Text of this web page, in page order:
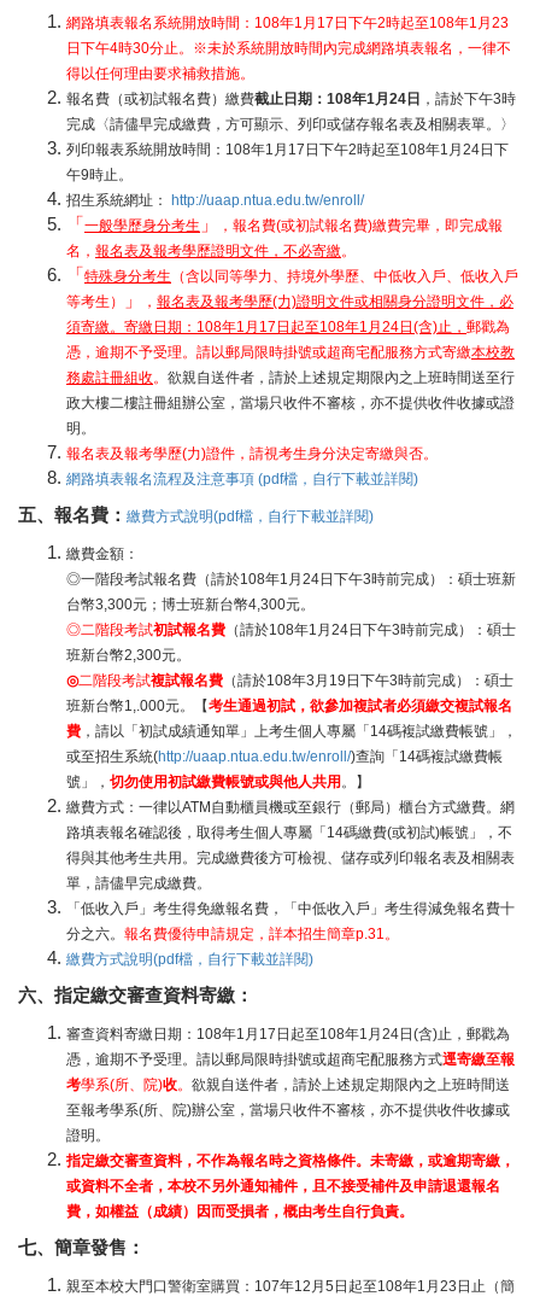
網路填表報名系統開放時間：108年1月17日下午2時起至108年1月23
日下午4時30分止。※未於系統開放時間內完成網路填表報名，一律不
得以任何理由要求補救措施。
報名費（或初試報名費）繳費截止日期：108年1月24日 ，請於下午3時
完成〈請儘早完成繳費，方可顯示、列印或儲存報名表及相關表單。〉
列印報表系統開放時間：108年1月17日下午2時起至108年1月24日下
午9時止。
招生系統網址：
http://uaap.ntua.edu.tw/enroll/
「一般學歷身分考生 」
，報名費(或初試報名費)繳費完畢，即完成報
名， 報名表及報考學歷證明文件，不必寄繳。
「特殊身分考生 （含以同等學力、持境外學歷、中低收入戶、低收入戶
等考生）
」 ， 報名表及報考學歷(力)證明文件或相關身分證明文件，必
須寄繳。寄繳日期： 108年1月17日起至108年1月24日(含)止， 郵戳為
憑，逾期不予受理。請以郵局限時掛號或超商宅配服務方式寄繳本校教
務處註冊組收。 欲親自送件者，請於上述規定期限內之上班時間送至行
政大樓二樓註冊組辦公室，當場只收件不審核，亦不提供收件收據或證
明。
報名表及報考學歷(力)證件，請視考生身分決定寄繳與否。
網路填表報名流程及注意事項 (pdf檔，自行下載並詳閱)
五、報名費： 繳費方式說明(pdf檔，自行下載並詳閱)
繳費金額：
◎一階段考試報名費（請於108年1月24日下午3時前完成）：碩士班新
台幣3,300元；博士班新台幣4,300元。
◎二階段考試初試報名費 （請於108年1月24日下午3時前完成）：碩士
班新台幣2,300元。
◎二階段考試複試報名費 （請於108年3月19日下午3時前完成）：碩士
班新台幣1,.000元。【考生通過初試，欲參加複試者必須繳交複試報名
費 ，請以「初試成績通知單」上考生個人專屬「14碼複試繳費帳號」，
或至招生系統(http://uaap.ntua.edu.tw/enroll/)查詢「14碼複試繳費帳
號」， 切勿使用初試繳費帳號或與他人共用 。】
繳費方式：一律以ATM自動櫃員機或至銀行（郵局）櫃台方式繳費。網
路填表報名確認後，取得考生個人專屬「14碼繳費(或初試)帳號」，不
得與其他考生共用。完成繳費後方可檢視、儲存或列印報名表及相關表
單，請儘早完成繳費。
「低收入戶」考生得免繳報名費，「中低收入戶」考生得減免報名費十
分之六。 報名費優待申請規定，詳本招生簡章p.31。
繳費方式說明(pdf檔，自行下載並詳閱)
六、指定繳交審查資料寄繳：
審查資料寄繳日期：108年1月17日起至108年1月24日(含)止，郵戳為
憑，逾期不予受理。請以郵局限時掛號或超商宅配服務方式逕寄繳至報
考學系(所、院)收。 欲親自送件者，請於上述規定期限內之上班時間送
至報考學系(所、院)辦公室，當場只收件不審核，亦不提供收件收據或
證明。
指定繳交審查資料，不作為報名時之資格條件。未寄繳，或逾期寄繳，
或資料不全者，本校不另外通知補件，且不接受補件及申請退還報名
費，如權益（成績）因而受損者，概由考生自行負責。
七、簡章發售：
親至本校大門口警衛室購買：107年12月5日起至108年1月23日止（簡